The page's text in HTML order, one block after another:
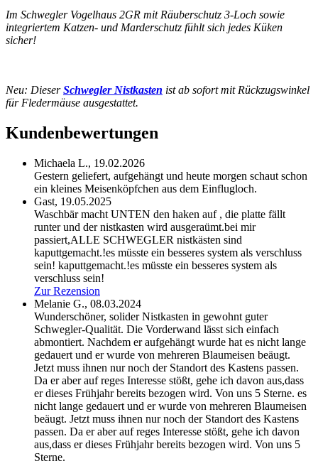
Im Schwegler Vogelhaus 2GR mit Räuberschutz 3-Loch sowie
integriertem Katzen- und Marderschutz fühlt sich jedes Küken
sicher!
Neu: DieserSchwegler Nistkasten ist ab sofort mit Rückzugswinkel
für Fledermäuse ausgestattet.
Kundenbewertungen
Michaela L., 19.02.2026
Gestern geliefert, aufgehängt und heute morgen schaut schon
ein kleines Meisenköpfchen aus dem Einflugloch.
Gast, 19.05.2025
Waschbär macht UNTEN den haken auf , die platte fällt
runter und der nistkasten wird ausgeraümt.bei mir
passiert,ALLE SCHWEGLER nistkästen sind
kaputtgemacht.!es müsste ein besseres system als verschluss
sein! kaputtgemacht.!es müsste ein besseres system als
verschluss sein!
Zur Rezension
Melanie G., 08.03.2024
Wunderschöner, solider Nistkasten in gewohnt guter
Schwegler-Qualität. Die Vorderwand lässt sich einfach
abmontiert. Nachdem er aufgehängt wurde hat es nicht lange
gedauert und er wurde von mehreren Blaumeisen beäugt.
Jetzt muss ihnen nur noch der Standort des Kastens passen.
Da er aber auf reges Interesse stößt, gehe ich davon aus,dass
er dieses Frühjahr bereits bezogen wird. Von uns 5 Sterne. es
nicht lange gedauert und er wurde von mehreren Blaumeisen
beäugt. Jetzt muss ihnen nur noch der Standort des Kastens
passen. Da er aber auf reges Interesse stößt, gehe ich davon
aus,dass er dieses Frühjahr bereits bezogen wird. Von uns 5
Sterne.